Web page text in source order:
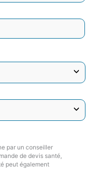
par un conseiller
de devis santé,
peut également